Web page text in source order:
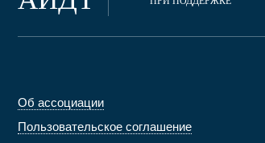
Об ассоциации
Пользовательское соглашение